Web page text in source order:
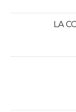
LA